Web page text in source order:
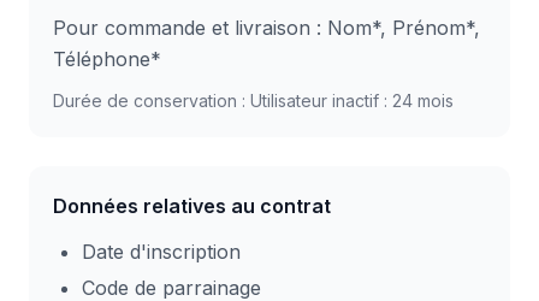
Pour commande et livraison : Nom*, Prénom*,
Téléphone*
Durée de conservation : Utilisateur inactif : 24 mois
Données relatives au contrat
Date d'inscription
Code de parrainage